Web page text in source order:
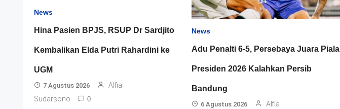
News
Hina Pasien BPJS, RSUP Dr Sardjito
Kembalikan Elda Putri Rahardini ke
UGM
7 Agustus 2026
Alfia
Sudarsono
0
News
Adu Penalti 6-5, Persebaya Juara Piala
Presiden 2026 Kalahkan Persib
Bandung
6 Agustus 2026
Alfia